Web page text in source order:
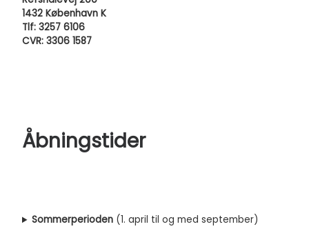
1432 København K
Tlf: 3257 6106
CVR: 3306 1587
Åbningstider
Sommerperioden (1. april til og med september)